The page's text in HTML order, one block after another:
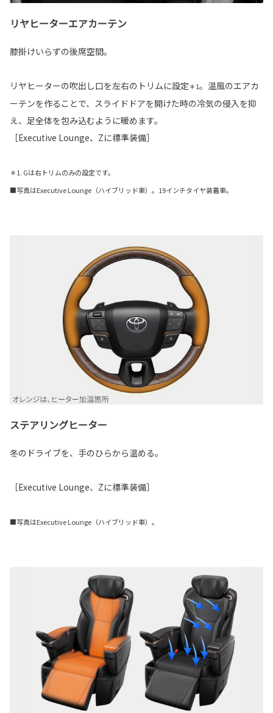
リヤヒーターエアカーテン
膝掛けいらずの後席空間。
リヤヒーターの吹出し口を左右のトリムに設定＊1。温風のエアカ
ーテンを作ることで、スライドドアを開けた時の冷気の侵入を抑
え、足全体を包み込むように暖めます。
［Executive Lounge、Zに標準装備］
＊1. Gは右トリムのみの設定です。
■写真はExecutive Lounge（ハイブリッド車）。19インチタイヤ装着車。
ステアリングヒーター
冬のドライブを、手のひらから温める。
［Executive Lounge、Zに標準装備］
■写真はExecutive Lounge（ハイブリッド車）。